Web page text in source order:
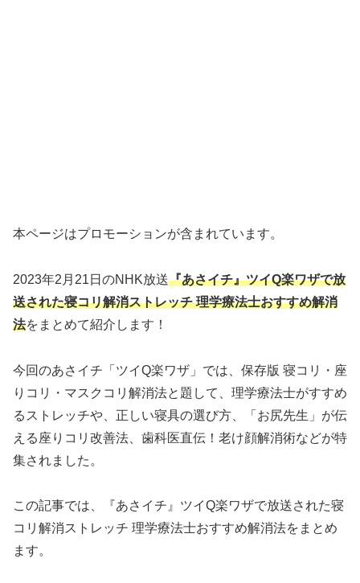
本ページはプロモーションが含まれています。
2023年2月21日のNHK放送『あさイチ』ツイQ楽ワザで放
送された寝コリ解消ストレッチ 理学療法士おすすめ解消
法をまとめて紹介します！
今回のあさイチ「ツイQ楽ワザ」では、保存版 寝コリ・座
りコリ・マスクコリ解消法と題して、理学療法士がすすめ
るストレッチや、正しい寝具の選び方、「お尻先生」が伝
える座りコリ改善法、歯科医直伝！老け顔解消術などが特
集されました。
この記事では、『あさイチ』ツイQ楽ワザで放送された寝
コリ解消ストレッチ 理学療法士おすすめ解消法をまとめ
ます。